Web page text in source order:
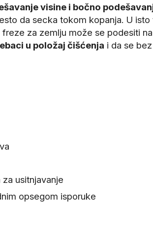
visine i bočno
da secka tokom kopanja. U
za zemlju može se podesiti
u položaj čišćenja i da se
usitnjavanje
opsegom isporuke